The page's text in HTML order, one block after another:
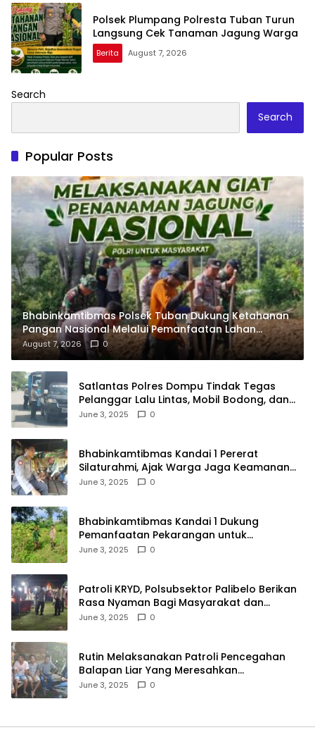
Polsek Plumpang Polresta Tuban Turun
Langsung Cek Tanaman Jagung Warga
Berita August 7, 2026
Search
Search
Popular Posts
Bhabinkamtibmas Polsek Tuban Dukung Ketahanan
Pangan Nasional Melalui Pemanfaatan Lahan
Pekarangan
August 7, 2026 0
Satlantas Polres Dompu Tindak Tegas
Pelanggar Lalu Lintas, Mobil Bodong, dan
Kendaraan Tak Bayar Pajak
June 3, 2025 0
Bhabinkamtibmas Kandai 1 Pererat
Silaturahmi, Ajak Warga Jaga Keamanan
Lingkungan
June 3, 2025 0
Bhabinkamtibmas Kandai 1 Dukung
Pemanfaatan Pekarangan untuk
Ketahanan Pangan Menuju Indonesia Emas
June 3, 2025 0
Patroli KRYD, Polsubsektor Palibelo Berikan
Rasa Nyaman Bagi Masyarakat dan
Antisipasi Aksi Menjurus Premanisme
June 3, 2025 0
Rutin Melaksanakan Patroli Pencegahan
Balapan Liar Yang Meresahkan
Masyarakat, Polsek Soromandi
June 3, 2025 0